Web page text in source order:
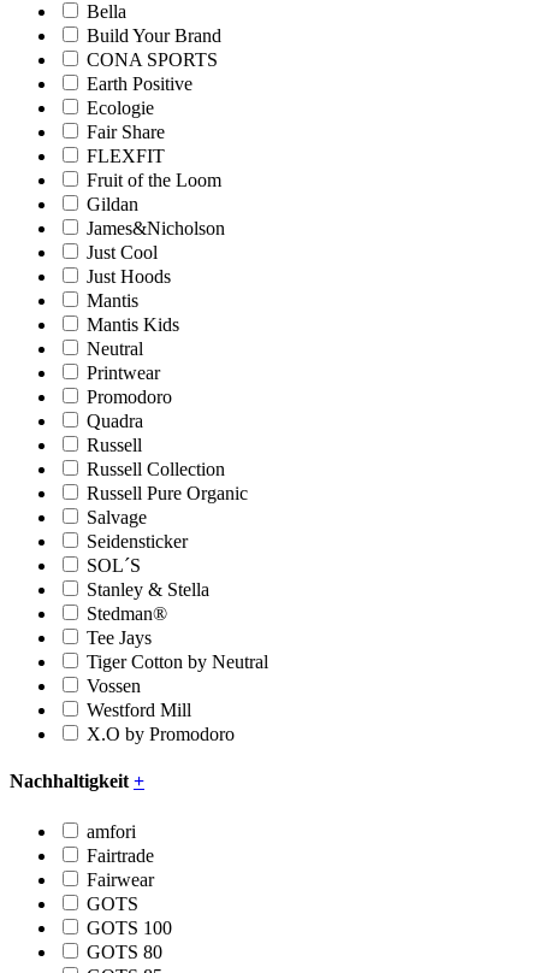
Bella
Build Your Brand
CONA SPORTS
Earth Positive
Ecologie
Fair Share
FLEXFIT
Fruit of the Loom
Gildan
James&Nicholson
Just Cool
Just Hoods
Mantis
Mantis Kids
Neutral
Printwear
Promodoro
Quadra
Russell
Russell Collection
Russell Pure Organic
Salvage
Seidensticker
SOL´S
Stanley & Stella
Stedman®
Tee Jays
Tiger Cotton by Neutral
Vossen
Westford Mill
X.O by Promodoro
Nachhaltigkeit+
amfori
Fairtrade
Fairwear
GOTS
GOTS 100
GOTS 80